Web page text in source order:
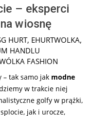
– eksperci
wiosnę
HURT, EHURTWOLKA,
HANDLU
FASHION
tak samo jak modne
w trakcie niej
golfy w prążki,
jak i urocze,